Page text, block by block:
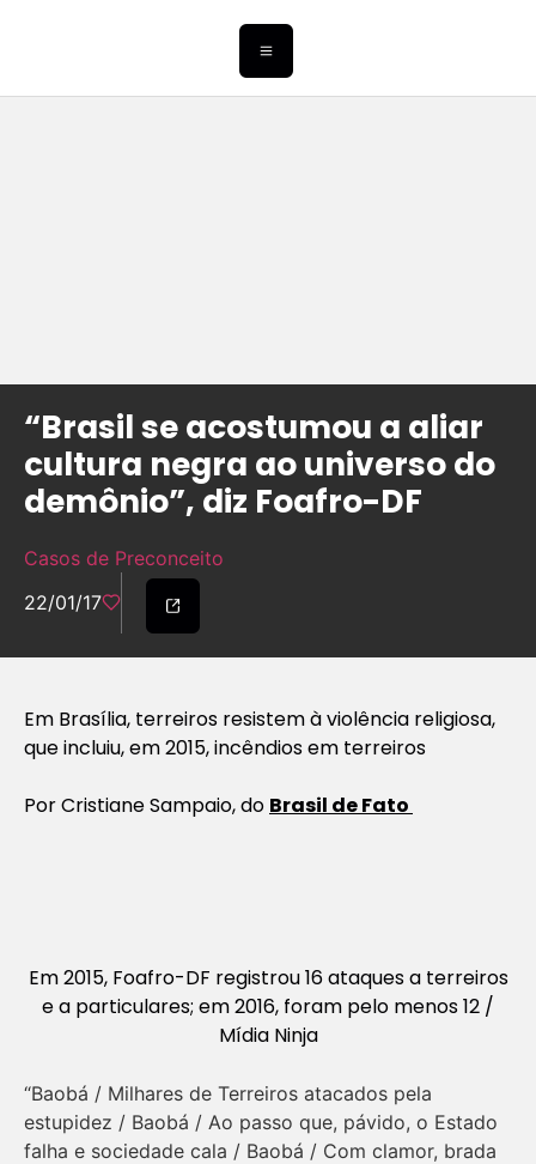
“Brasil se acostumou a aliar
cultura negra ao universo do
demônio”, diz Foafro-DF
Casos de Preconceito
22/01/17
Em Brasília, terreiros resistem à violência religiosa,
que incluiu, em 2015, incêndios em terreiros
Por Cristiane Sampaio, do Brasil de Fato
Em 2015, Foafro-DF registrou 16 ataques a terreiros
e a particulares; em 2016, foram pelo menos 12 /
Mídia Ninja
“Baobá / Milhares de Terreiros atacados pela
estupidez / Baobá / Ao passo que, pávido, o Estado
falha e sociedade cala / Baobá / Com clamor, brada